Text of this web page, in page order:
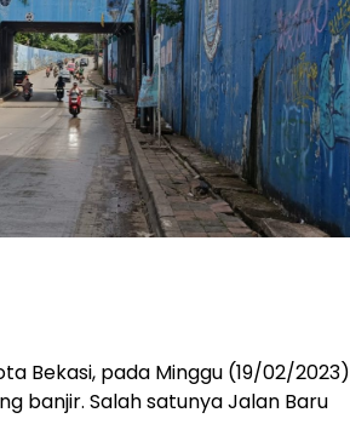
Bekasi, pada Minggu (19/02/2023)
banjir. Salah satunya Jalan Baru